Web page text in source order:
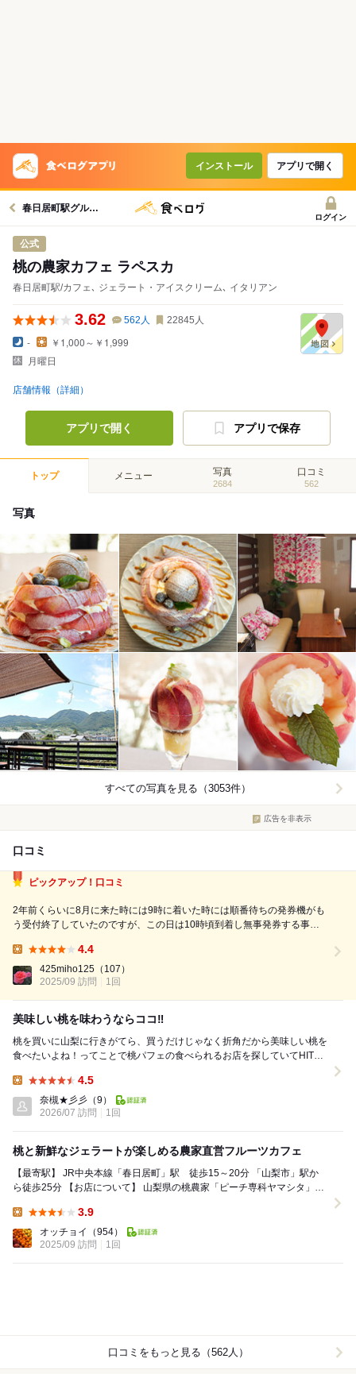
インストール アプリで開く
春日居町駅グルメへ
ログイン
公式
桃の農家カフェ ラペスカ
春日居町駅/カフェ､ ジェラート・アイスクリーム､ イタリアン
3.62 562 人 22845 人
-
￥1,000～￥1,999
月曜日
店舗情報（詳細）
アプリで開く アプリで保存
トップ メニュー 写真
2684
口コミ
562
写真
すべての写真を見る（3053件）
広告を非表示
口コミ
ピックアップ！口コミ
2年前くらいに8月に来た時には9時に着いた時には順番待ちの発券機がも
う受付終了していたのですが、この日は10時頃到着し無事発券する事が
せっかく行けたので、色々食べたいなと思い待ってる間に外のテイクアウ
トのピーチ専科ヤマシタさんで食べ...
4.4
425miho125 （107）
2025/09 訪問
1回
美味しい桃を味わうならココ‼️
桃を買いに山梨に行きがてら、買うだけじゃなく折角だから美味しい桃を
食べたいよね！ってことで桃パフェの食べられるお店を探していてHITし
4.5
奈槻★彡彡 （9）
2026/07 訪問
1回
桃と新鮮なジェラートが楽しめる農家直営フルーツカフェ
【最寄駅】 JR中央本線「春日居町」駅 徒歩15～20分 「山梨市」駅か
ら徒歩25分 【お店について】 山梨県の桃農家「ピーチ専科ヤマシタ」が
3.9
オッチョイ
（954）
2025/09 訪問
1回
口コミをもっと見る（562人）